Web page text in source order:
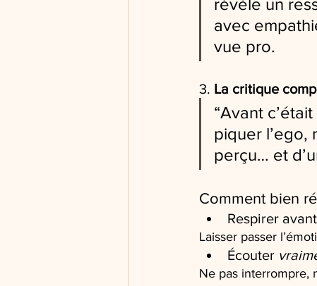
révèle un
avec
vue pro.
3. La critique
“Avant
piquer l’ego,
perçu… et
Comment bien
Respirer
Laisser passer
Écouter
Ne pas interrompre,